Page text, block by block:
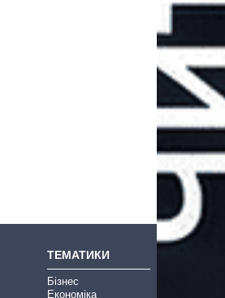
ТЕМАТИКИ
Бізнес
Економіка